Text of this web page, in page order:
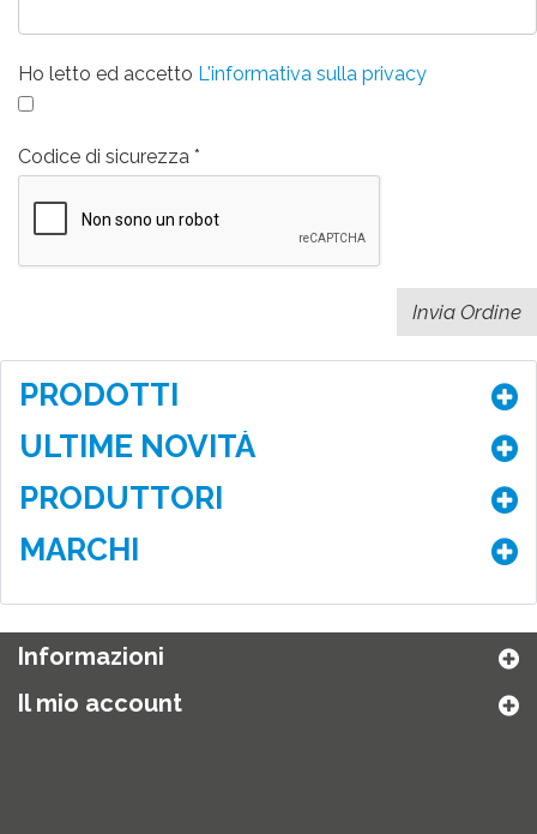
Ho letto ed accetto L'informativa sulla privacy
Codice di sicurezza
PRODOTTI
ULTIME NOVITÀ
PRODUTTORI
MARCHI
Informazioni
Il mio account